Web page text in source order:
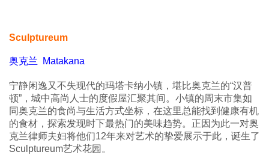
Sculptureum
奥克兰 Matakana
宁静闲逸又不失现代的玛塔卡纳小镇，堪比奥克兰的“汉普
顿”，城中高尚人士的度假屋汇聚其间。小镇的周末市集如
同奥克兰的食尚与生活方式坐标，在这里总能找到健康有机
的食材，探索发现时下最热门的美味趋势。正因为此一对奥
克兰律师夫妇将他们12年来对艺术的挚爱展示于此，诞生了
Sculptureum艺术花园。